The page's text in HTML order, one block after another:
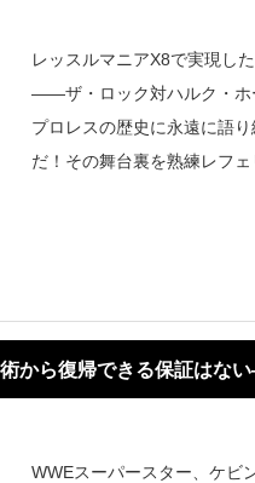
レッスルマニアX8で実現し
――ザ・ロック対ハルク・ホ
プロレスの歴史に永遠に語
だ！その舞台裏を熟練レフェ
術から復帰できる保証はな
WWEスーパースター、ケビ